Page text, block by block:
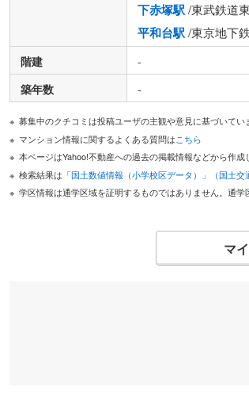
下赤塚駅/東武鉄道
平和台駅/東京地下
階建 -
築年数
-
募集中のクチコミは投稿ユーザの主観や意見に基づいて
マンション情報に関するよくある質問はこちら
本ページはYahoo!不動産への過去の掲載情報などから作
検索結果は 「国土数値情報（小学校区データ）」（国土交
学区情報は通学区域を証明するものではありません。通
マ